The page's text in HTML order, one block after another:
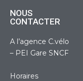
NOUS
CONTACTER
A l’agence C.vélo
– PEI Gare SNCF
Horaires